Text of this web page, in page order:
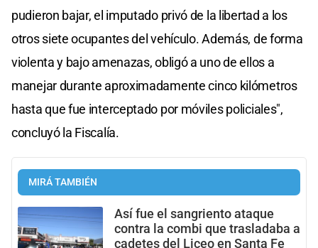
pudieron bajar, el imputado privó de la libertad a los
otros siete ocupantes del vehículo. Además, de forma
violenta y bajo amenazas, obligó a uno de ellos a
manejar durante aproximadamente cinco kilómetros
hasta que fue interceptado por móviles policiales",
concluyó la Fiscalía.
MIRÁ TAMBIÉN
Así fue el sangriento ataque
contra la combi que trasladaba a
cadetes del Liceo en Santa Fe